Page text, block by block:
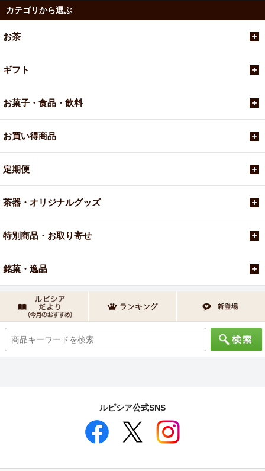
カテゴリから選ぶ
お茶
ギフト
お菓子・食品・飲料
お買い得商品
定期便
茶器・オリジナルグッズ
特別商品・お取り寄せ
銘菓・逸品
ルピシア公式SNS